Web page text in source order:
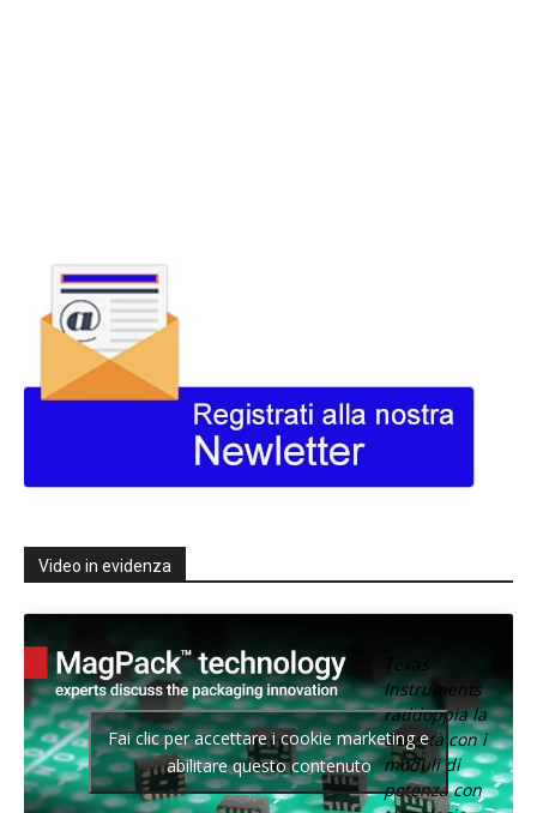
Video in evidenza
Texas
Instruments
raddoppia la
densità con i
moduli di
potenza con
Fai clic per accettare i cookie marketing e
abilitare questo contenuto